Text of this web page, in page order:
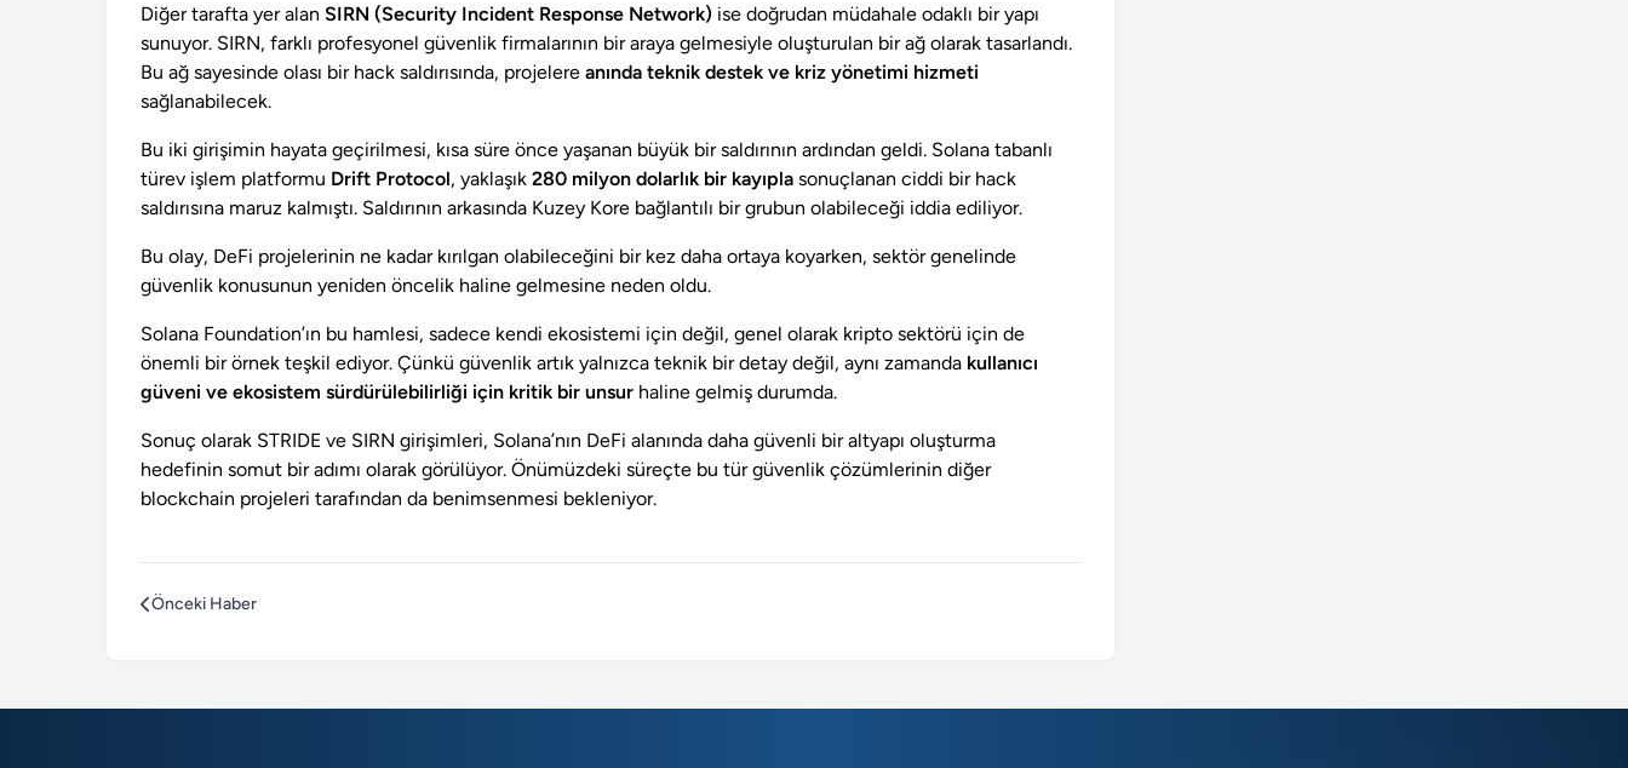
Diğer tarafta yer alan SIRN (Security Incident Response Network) ise doğrudan müdahale odaklı bir yapı
sunuyor. SIRN, farklı profesyonel güvenlik firmalarının bir araya gelmesiyle oluşturulan bir ağ olarak tasarlandı.
Bu ağ sayesinde olası bir hack saldırısında, projelere anında teknik destek ve kriz yönetimi hizmeti
sağlanabilecek.
Bu iki girişimin hayata geçirilmesi, kısa süre önce yaşanan büyük bir saldırının ardından geldi. Solana tabanlı
türev işlem platformu Drift Protocol, yaklaşık 280 milyon dolarlık bir kayıpla sonuçlanan ciddi bir hack
saldırısına maruz kalmıştı. Saldırının arkasında Kuzey Kore bağlantılı bir grubun olabileceği iddia ediliyor.
Bu olay, DeFi projelerinin ne kadar kırılgan olabileceğini bir kez daha ortaya koyarken, sektör genelinde
güvenlik konusunun yeniden öncelik haline gelmesine neden oldu.
Solana Foundation’ın bu hamlesi, sadece kendi ekosistemi için değil, genel olarak kripto sektörü için de
önemli bir örnek teşkil ediyor. Çünkü güvenlik artık yalnızca teknik bir detay değil, aynı zamanda kullanıcı
güveni ve ekosistem sürdürülebilirliği için kritik bir unsur haline gelmiş durumda.
Sonuç olarak STRIDE ve SIRN girişimleri, Solana’nın DeFi alanında daha güvenli bir altyapı oluşturma
hedefinin somut bir adımı olarak görülüyor. Önümüzdeki süreçte bu tür güvenlik çözümlerinin diğer
blockchain projeleri tarafından da benimsenmesi bekleniyor.
Önceki Haber